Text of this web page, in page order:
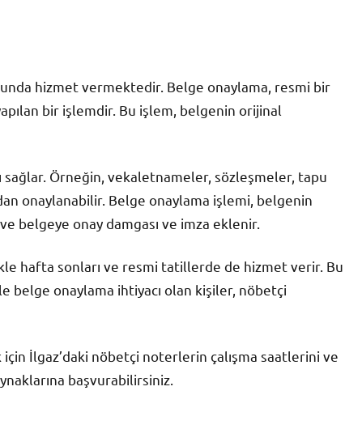
hizmet vermektedir. Belge onaylama, resmi bir
bir işlemdir. Bu işlem, belgenin orijinal
Örneğin, vekaletnameler, sözleşmeler, tapu
onaylanabilir. Belge onaylama işlemi, belgenin
onay damgası ve imza eklenir.
hafta sonları ve resmi tatillerde de hizmet verir. Bu
belge onaylama ihtiyacı olan kişiler, nöbetçi
İlgaz’daki nöbetçi noterlerin çalışma saatlerini ve
başvurabilirsiniz.